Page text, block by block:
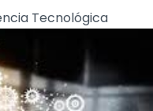
Tecnológica